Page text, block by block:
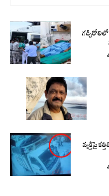
గడ్చిరోలిలో
వ్యక్తిపై